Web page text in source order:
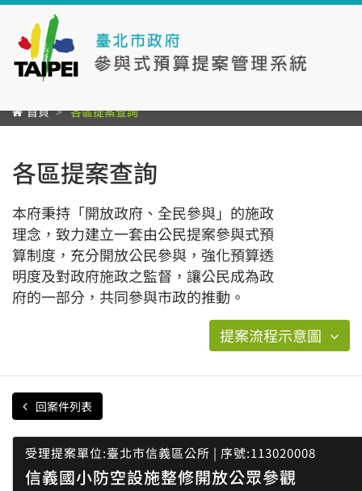
首頁 各區提案查詢
各區提案查詢
本府秉持「開放政府、全民參與」的施政
理念，致力建立一套由公民提案參與式預
算制度，充分開放公民參與，強化預算透
明度及對政府施政之監督，讓公民成為政
府的一部分，共同參與市政的推動。
提案流程示意圖
回案件列表
受理提案單位:臺北市信義區公所 | 序號:113020008
信義國小防空設施整修開放公眾參觀